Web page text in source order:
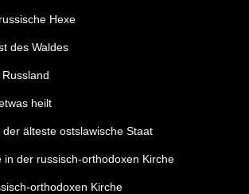
Hexe
des Waldes
heilt
der älteste ostslawische Staat
in der russisch-orthodoxen Kirche
orthodoxen Kirche